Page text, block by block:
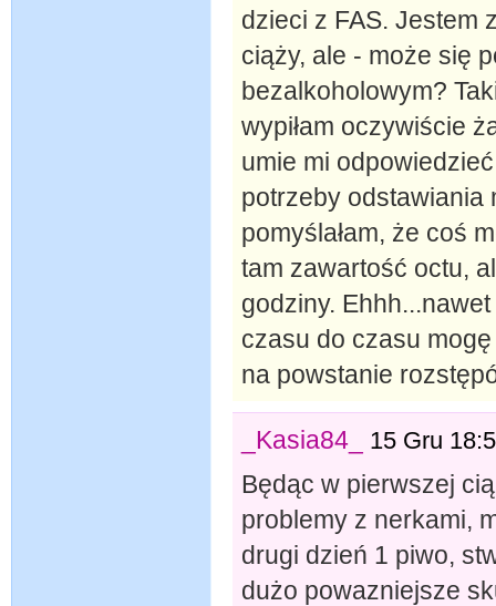
dzieci z FAS. Jestem
ciąży, ale - może się
bezalkoholowym?
wypiłam oczywiście
umie mi
potrzeby odstawiania
pomyślałam, że coś
tam zawartość octu,
godziny.
czasu do czasu
na powstanie
_Kasia84_ 15 Gru
Będąc w pierwszej
problemy z nerkami,
drugi dzień 1 piwo,
dużo powazniejsze